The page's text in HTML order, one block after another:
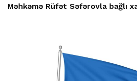
Məhkəmə Rüfət Səfərovla bağlı